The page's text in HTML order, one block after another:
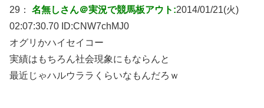
29： 名無しさん＠実況で競馬板アウト:2014/01/21(火)
02:07:30.70 ID:CNW7chMJ0
オグリかハイセイコー
実績はもちろん社会現象にもならんと
最近じゃハルウララくらいなもんだろｗ